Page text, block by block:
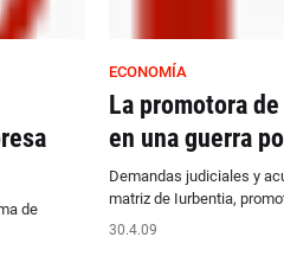
de
ECONOMÍA
La promotora
en una guerra
Demandas judiciales y
matriz de Iurbentia,
30.4.09